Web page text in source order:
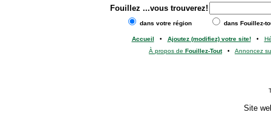
Fouillez ...vous trouverez!
dans votre région dans Fouillez-
Accueil • Ajoutez (modifiez) votre site!•
À propos de Fouillez-Tout• Annoncez
Site